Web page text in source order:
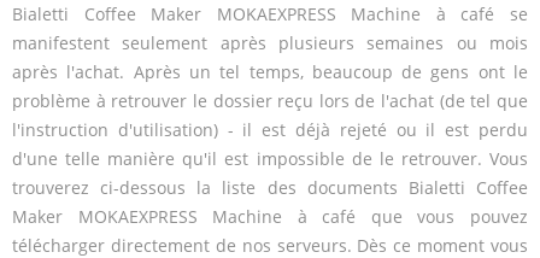
Bialetti Coffee Maker MOKAEXPRESS Machine à café se
manifestent seulement après plusieurs semaines ou mois
après l'achat. Après un tel temps, beaucoup de gens ont le
problème à retrouver le dossier reçu lors de l'achat (de tel que
l'instruction d'utilisation) - il est déjà rejeté ou il est perdu
d'une telle manière qu'il est impossible de le retrouver. Vous
trouverez ci-dessous la liste des documents Bialetti Coffee
Maker MOKAEXPRESS Machine à café que vous pouvez
télécharger directement de nos serveurs. Dès ce moment vous